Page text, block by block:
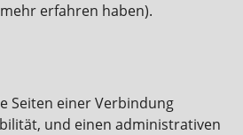
erfahren haben).
Seiten einer Verbindung
und einen administrativen